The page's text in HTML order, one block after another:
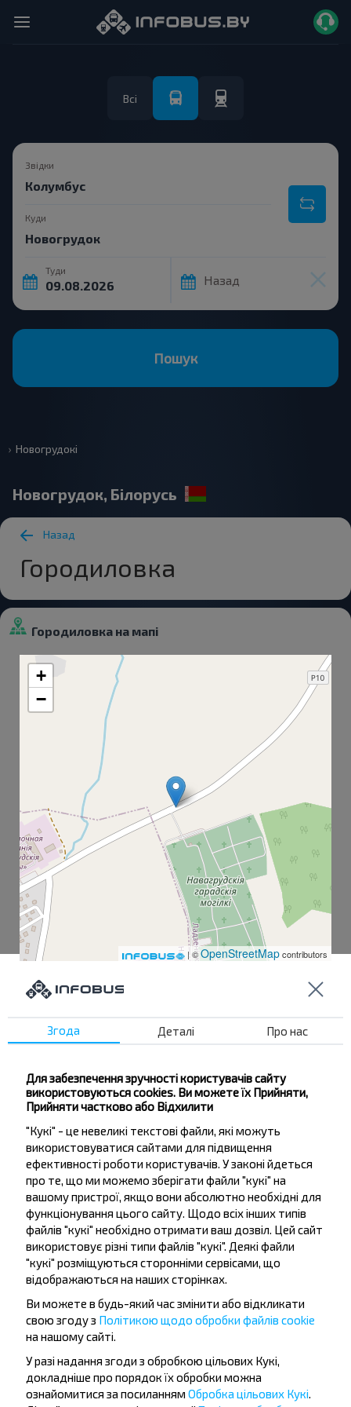
Всі
Звідки
Куди
Туди
Назад
Пошук
Новогрудокі
Новогрудок, Білорусь
Назад
Городиловка
Городиловка на мапі
+
−
| ©OpenStreetMapcontributors
Кольцо
Новогрудок Метрополь-1
Чапаева ул.
Гостиница Крокус
Городиловка
Липники
МЧС
Бажаєте
подорожувати
дешевше?
Згода Деталі Про нас
Для забезпечення зручності користувачів сайту
використовуються cookies. Ви можете їх Прийняти,
Прийняти частково або Відхилити
"Кукі" - це невеликі текстові файли, які можуть
використовуватися сайтами для підвищення
ефективності роботи користувачів. У законі йдеться
про те, що ми можемо зберігати файли "кукі" на
вашому пристрої, якщо вони абсолютно необхідні для
функціонування цього сайту. Щодо всіх інших типів
файлів "кукі" необхідно отримати ваш дозвіл. Цей сайт
використовує різні типи файлів "кукі". Деякі файли
"кукі" розміщуються сторонніми сервісами, що
відображаються на наших сторінках.
Ви можете в будь-який час змінити або відкликати
свою згоду з Політикою щодо обробки файлів cookie
на нашому сайті.
У разі надання згоди з обробкою цільових Кукі,
докладніше про порядок їх обробки можна
ознайомитися за посиланням Обробка цільових Кукі.